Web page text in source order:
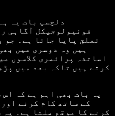
دلچسپ بات یہ
فونیولوجیکل آگاہی
تعلق پایا جاتا ہے۔ جو
ہیں وہ دوسری میں
اساتذہ پرائمری کلاسوں
کرتے ہیں تاکہ بعد میں
یہ بات بھی اہم ہے کہ اس
کے ساتھ کام کرنے اور
کرنے کا موقع ملتا ہے۔